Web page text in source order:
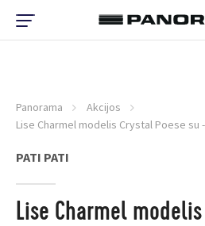
Panorama
Akcijos
Lise Charmel modelis Crystal Poese su
PATI PATI
Lise Charmel